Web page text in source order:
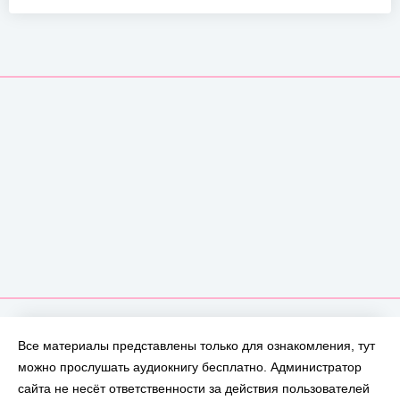
Все материалы представлены только для ознакомления, тут
можно прослушать аудиокнигу бесплатно. Администратор
сайта не несёт ответственности за действия пользователей